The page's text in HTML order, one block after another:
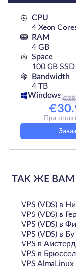
CPU
4 Xeon
RAM
4 GB
Space
100 GB SSD
Bandwidth
4 TB
Windows €38
€
При
ТАК ЖЕ
VPS (VDS) в
VPS (VDS) в
VPS (VDS) в
VPS (VDS) в
VPS в
VPS в
VPS AlmaLinux